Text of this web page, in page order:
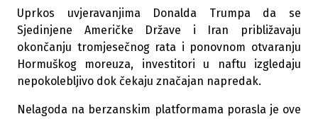
Uprkos uvjeravanjima Donalda Trumpa da se
Sjedinjene Američke Države i Iran približavaju
okončanju tromjesečnog rata i ponovnom otvaranju
Hormuškog moreuza, investitori u naftu izgledaju
nepokolebljivo dok čekaju značajan napredak.
Nelagoda na berzanskim platformama porasla je ove